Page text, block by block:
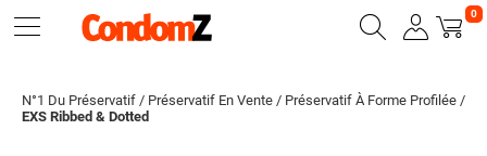
0
N°1 Du Préservatif / Préservatif En Vente / Préservatif À Forme Profilée /
EXS Ribbed & Dotted